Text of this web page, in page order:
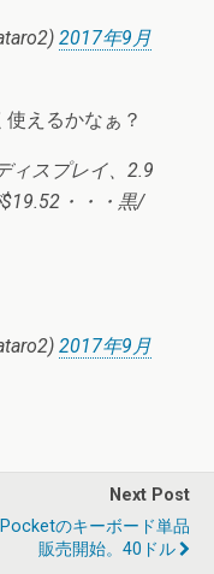
2017年9月
えるかなぁ？
ィスプレイ、2.9
・・・黒/
2017年9月
Next Post
のキーボード単品
販売開始。40ドル